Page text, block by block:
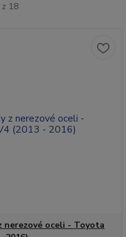
18
nerezové oceli - Toyota